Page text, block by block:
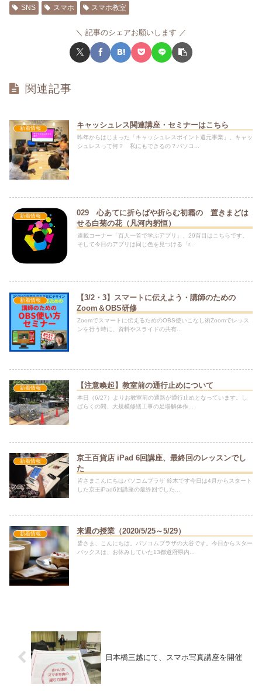
SNS
スマホ スマホ教室
記事のシェアお願いします
関連記事
新着情報 キャッシュレス関連講座・セミナーはこちら
昨年からはじまった「キャッシュレスポイント還元事業」。キャッ
シュレスって何？ 私にもできるの？パソコ...
新着情報
029 心あてに折らばや折らむ初霜の 置きまどは
せる白菊の花（凡河内躬恒）
連載コーナー「百人一首で学ぶアプリ」、29首目はこちらです。
そして今日のアプリは同じ色を見つける「r...
新着情報
【3/2・3】スマートに伝えよう・講師のための
Zoom＆OBS研修
Zoomでスマートに伝えるためのOBS使いこなし術Zoomでレッス
ンを行う時に、資料やスライドの共有...
新着情報 【注意喚起】教室前の通行止めについて
本日（6/27）よりお教室前の通路が通行止めとなっています。し
ばらくの間、大規模修繕工事の足場解体作...
新着情報
京王百貨店 iPad 6回講座、最終回のレッスンでし
た
皆さまこんにちはパソコムプラザ 鈴木です今日は4月からスタート
した京王iPad6回講座の最終回でした...
新着情報 来週の授業（2020/5/25～5/29）
皆さま、こんにちは。パソコムプラザの大谷です。今日からスター
バックスは、お休みしていた13都道府県内...
日本橋三越にて、スマホ写真講座を開催